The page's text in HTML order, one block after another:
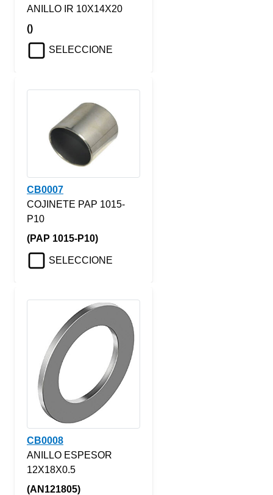
ANILLO IR 10X14X20
()
SELECCIONE
CB0007
COJINETE PAP 1015-
P10
(PAP 1015-P10)
SELECCIONE
CB0008
ANILLO ESPESOR
12X18X0.5
(AN121805)